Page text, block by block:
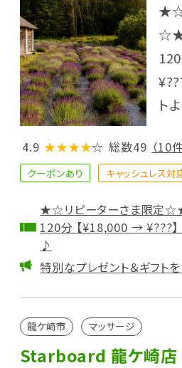
★☆
☆★
ト
4.9 ★★★★☆ 総数49 （10件
クーポンあり キャッシュレス対
★☆リピーターさま限定
120分 【¥18,000 → ¥???】
♪
特別なプレゼント＆ギフト
龍ケ崎市 マッサージ
Starboard 龍ケ崎店